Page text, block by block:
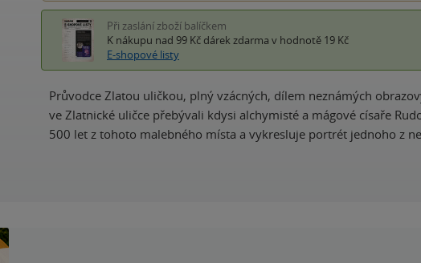
Při zaslání zboží balíčkem
K nákupu nad 99 Kč dárek zdarma v hodnotě 19 Kč
E-shopové listy
Průvodce Zlatou uličkou, plný vzácných, dílem neznámých
ve Zlatnické uličce přebývali kdysi alchymisté a mágové císaře
500 let z tohoto malebného místa a vykresluje portrét jednoho z